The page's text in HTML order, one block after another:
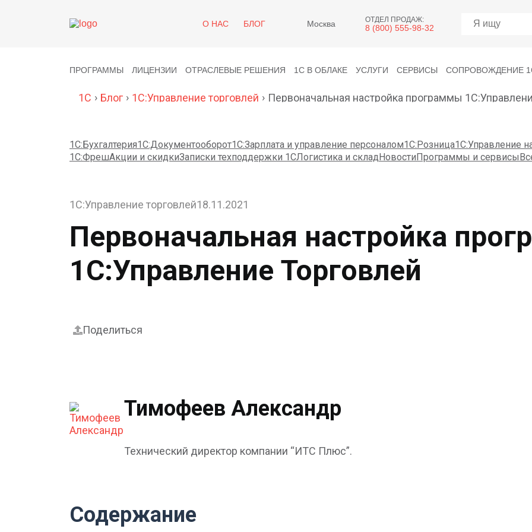
О НАС БЛОГ Москва ОТДЕЛ ПРОДАЖ:
8 (800) 555-98-32
ПРОГРАММЫ ЛИЦЕНЗИИ ОТРАСЛЕВЫЕ РЕШЕНИЯ 1С В ОБЛАКЕ УСЛУГИ СЕРВИСЫ СОПРОВОЖДЕНИЕ
1C › Блог › 1С:Управление торговлей › Первоначальная настройка программы
1С:Бухгалтерия1С:Документооборот1С:Зарплата и управление персоналом1С:Розница1С:Управление
1С:ФрешАкции и скидкиЗаписки техподдержки 1СЛогистика и складНовостиПрограммы и сервисы
1С:Управление торговлей18.11.2021
Первоначальная настройка
1С:Управление Торговлей
Поделиться
Тимофеев Александр
Технический директор компании “ИТС Плюс”.
Содержание